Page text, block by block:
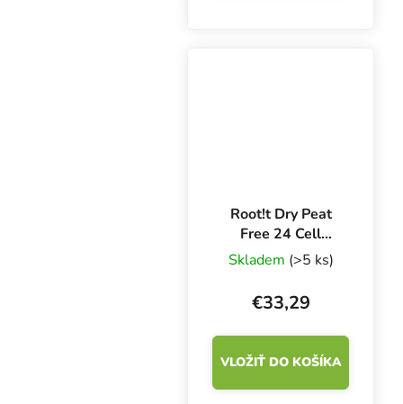
Root!t Dry Peat
Free 24 Cell
Propagator Kit,
skleník,
37,5x23x18 cm
Skladem (>5 ks)
€33,29
VLOŽIŤ DO KOŠÍKA